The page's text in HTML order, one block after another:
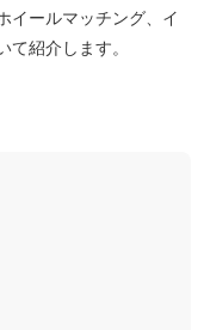
イールマッチング、イ
て紹介します。